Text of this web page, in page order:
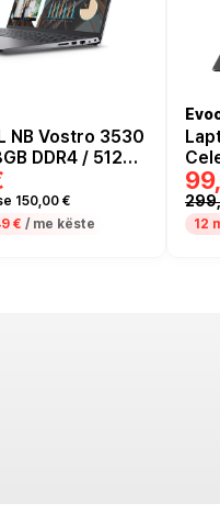
NB Vostro 3530
DDR4 / 512GB
120Hz WVA AG
-C arbon
150,00 €
€ / me këste
/
12